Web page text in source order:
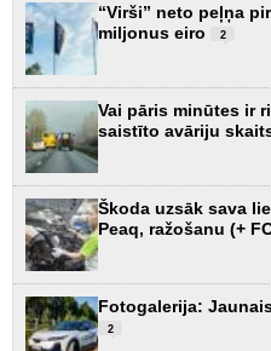
“Virši” neto peļņa
miljonus eiro
2
Vai pāris minūtes ir
saistīto avāriju
Škoda uzsāk sava
Peaq, ražošanu (+
Fotogalerija:
2